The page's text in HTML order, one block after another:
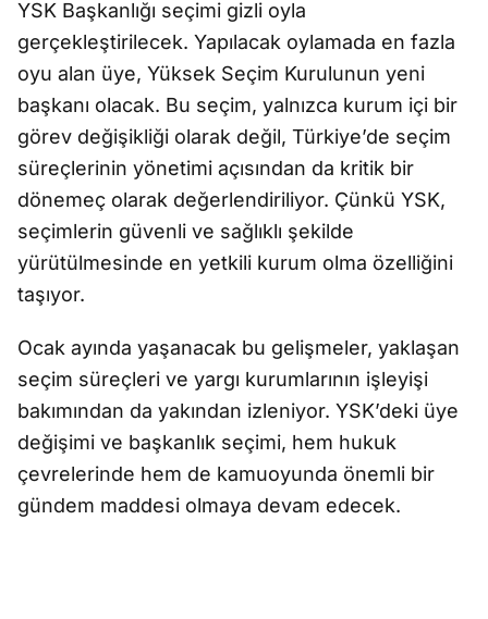
YSK Başkanlığı seçimi gizli oyla
gerçekleştirilecek. Yapılacak oylamada en fazla
oyu alan üye, Yüksek Seçim Kurulunun yeni
başkanı olacak. Bu seçim, yalnızca kurum içi bir
görev değişikliği olarak değil, Türkiye’de seçim
süreçlerinin yönetimi açısından da kritik bir
dönemeç olarak değerlendiriliyor. Çünkü YSK,
seçimlerin güvenli ve sağlıklı şekilde
yürütülmesinde en yetkili kurum olma özelliğini
taşıyor.
Ocak ayında yaşanacak bu gelişmeler, yaklaşan
seçim süreçleri ve yargı kurumlarının işleyişi
bakımından da yakından izleniyor. YSK’deki üye
değişimi ve başkanlık seçimi, hem hukuk
çevrelerinde hem de kamuoyunda önemli bir
gündem maddesi olmaya devam edecek.